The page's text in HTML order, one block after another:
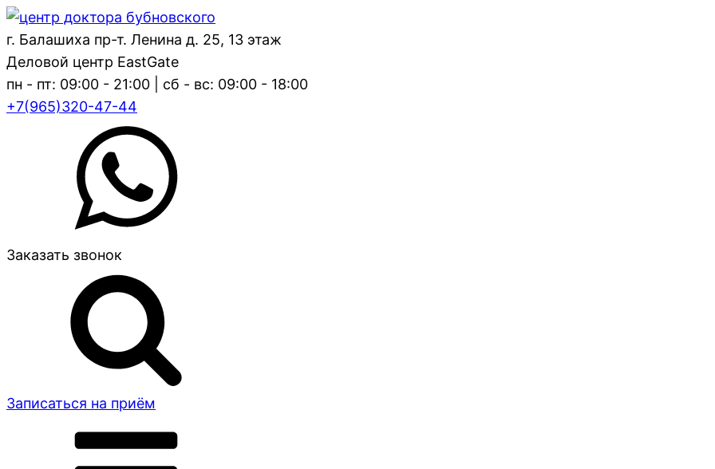
г. Балашиха пр-т. Ленина д. 25, 13 этаж
Деловой центр EastGate
пн - пт: 09:00 - 21:00 | сб - вс: 09:00 - 18:00
+7(965)320-47-44
Заказать звонок
Записаться на приём